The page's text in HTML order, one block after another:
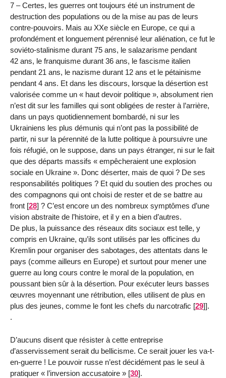
7 – Certes, les guerres ont toujours été un instrument de
destruction des populations ou de la mise au pas de leurs
contre-pouvoirs. Mais au XXe siècle en Europe, ce qui a
profondément et longuement pérennisé leur aliénation, ce fut le
soviéto-stalinisme durant 75 ans, le salazarisme pendant
42 ans, le franquisme durant 36 ans, le fascisme italien
pendant 21 ans, le nazisme durant 12 ans et le pétainisme
pendant 4 ans. Et dans les discours, lorsque la désertion est
valorisée comme un « haut devoir politique », absolument rien
n’est dit sur les familles qui sont obligées de rester à l’arrière,
dans un pays quotidiennement bombardé, ni sur les
Ukrainiens les plus démunis qui n’ont pas la possibilité de
partir, ni sur la pérennité de la lutte politique à poursuivre une
fois réfugié, on le suppose, dans un pays étranger, ni sur le fait
que des départs massifs « empêcheraient une explosion
sociale en Ukraine ». Donc déserter, mais de quoi ? De ses
responsabilités politiques ? Et quid du soutien des proches ou
des compagnons qui ont choisi de rester et de se battre au
front [28] ? C’est encore un des nombreux symptômes d’une
vision abstraite de l’histoire, et il y en a bien d’autres.
De plus, la puissance des réseaux dits sociaux est telle, y
compris en Ukraine, qu’ils sont utilisés par les officines du
Kremlin pour organiser des sabotages, des attentats dans le
pays (comme ailleurs en Europe) et surtout pour mener une
guerre au long cours contre le moral de la population, en
poussant bien sûr à la désertion. Pour exécuter leurs basses
œuvres moyennant une rétribution, elles utilisent de plus en
plus des jeunes, comme le font les chefs du narcotrafic [29]].
.
D’aucuns disent que résister à cette entreprise
d’asservissement serait du bellicisme. Ce serait jouer les va-t-
en-guerre ! Le pouvoir russe n’est décidément pas le seul à
pratiquer « l’inversion accusatoire » [30].